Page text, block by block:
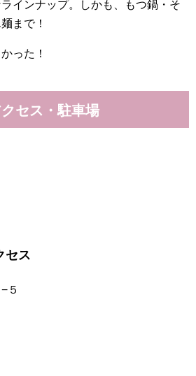
インナップ。しかも、もつ鍋・そ
まで！
った！
セス・駐車場
セス
５